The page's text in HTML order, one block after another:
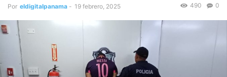
Por eldigitalpanama - 19 febrero, 2025 0
490